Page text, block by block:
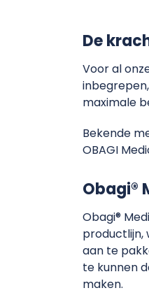
De
Voor al
maximale
Bekende
OBAGI
Obagi®
Obagi®
productlijn,
aan te
te kunnen
maken.